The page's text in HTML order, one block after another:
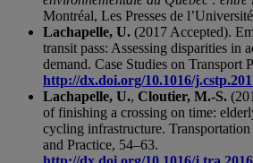
Montréal, Les Presses de
Lachapelle, U. (2017 Accepted).
transit pass: Assessing disparities in
demand. Case Studies on
http://dx.doi.org/10.1016/
Lachapelle, U., Cloutier, M.-S.
of finishing a crossing on time:
cycling infrastructure.
and Practice, 54–63.